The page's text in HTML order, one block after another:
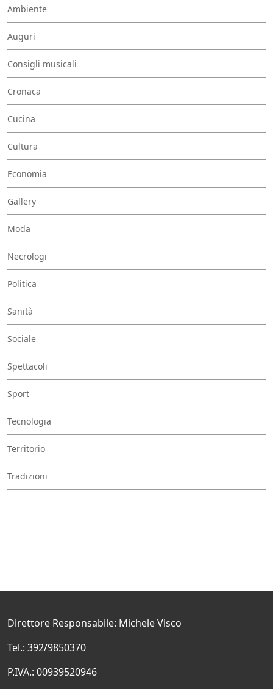
Ambiente
Auguri
Consigli musicali
Cronaca
Cucina
Cultura
Economia
Gallery
Moda
Necrologi
Politica
Sanità
Sociale
Spettacoli
Sport
Tecnologia
Territorio
Tradizioni
Direttore Responsabile: Michele Visco
Tel.: 392/9850370
P.IVA.: 00939520946